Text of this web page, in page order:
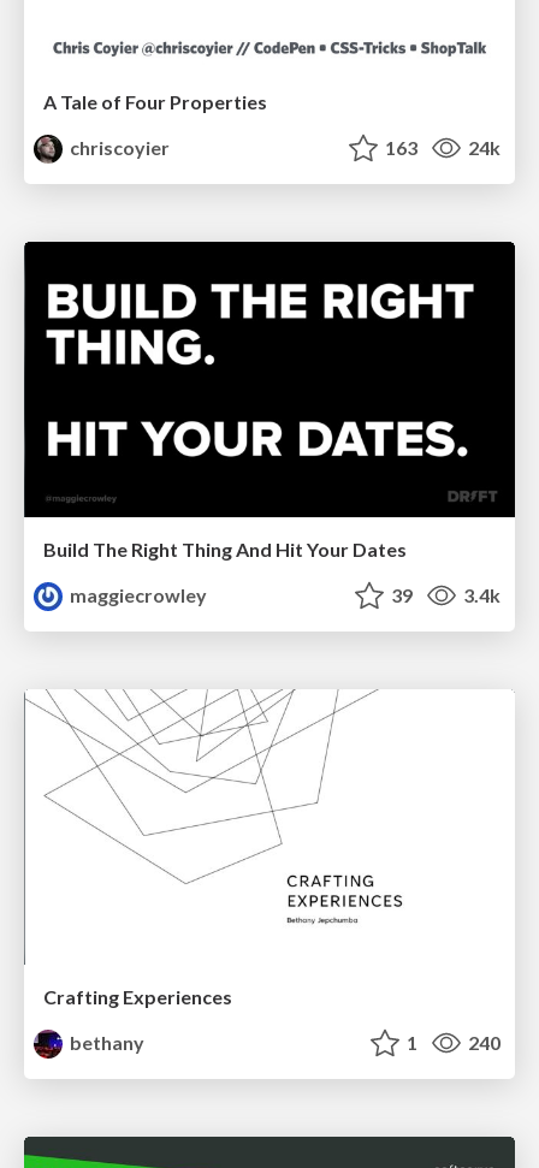
A Tale of Four Properties
chriscoyier
163 24k
Build The Right Thing And Hit Your Dates
maggiecrowley
39 3.4k
Crafting Experiences
bethany
1 240